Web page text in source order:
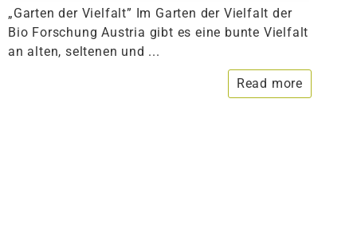
„Garten der Vielfalt” Im Garten der Vielfalt der
Bio Forschung Austria gibt es eine bunte Vielfalt
an alten, seltenen und ...
Read more